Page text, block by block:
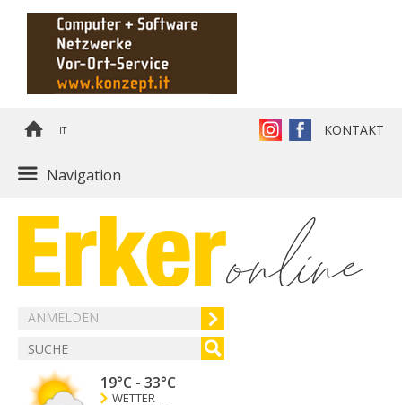
IT KONTAKT
Navigation
ANMELDEN
19°C - 33°C
WETTER